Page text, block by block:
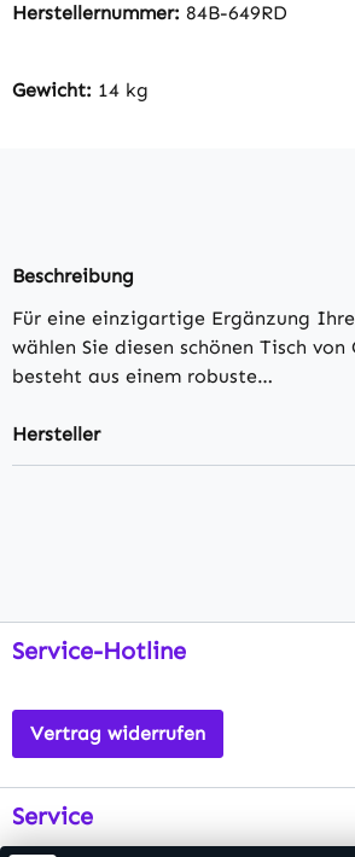
Herstellernummer: 84B-649RD
Gewicht: 14 kg
Beschreibung
Für eine einzigartige Ergänzung
wählen Sie diesen schönen Tisch von
besteht aus einem robuste…
Hersteller
Service-Hotline
Vertrag widerrufen
Service